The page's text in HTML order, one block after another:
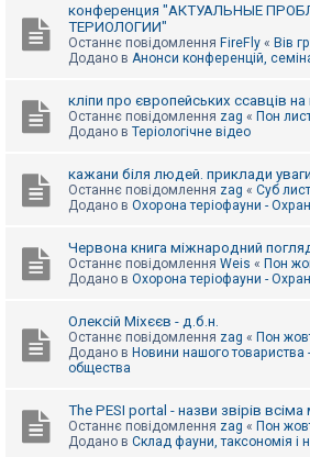
конференция "АКТУАЛЬНЫЕ
ТЕРИОЛОГИИ"
Останнє повідомлення FireFly « Вів
Додано в Анонси конференцій,
кліпи про європейських ссавців на
Останнє повідомлення zag « Пон
Додано в Теріологічне відео
кажани біля людей. приклади уваги
Останнє повідомлення zag « Суб
Додано в Охорона теріофауни -
Червона книга міжнародний
Останнє повідомлення Weis « Пон
Додано в Охорона теріофауни -
Олексій Міхєєв - д.б.н.
Останнє повідомлення zag « Пон
Додано в Новини нашого товариства
общества
The PESI portal - назви звірів
Останнє повідомлення zag « Пон
Додано в Склад фауни, таксономія і